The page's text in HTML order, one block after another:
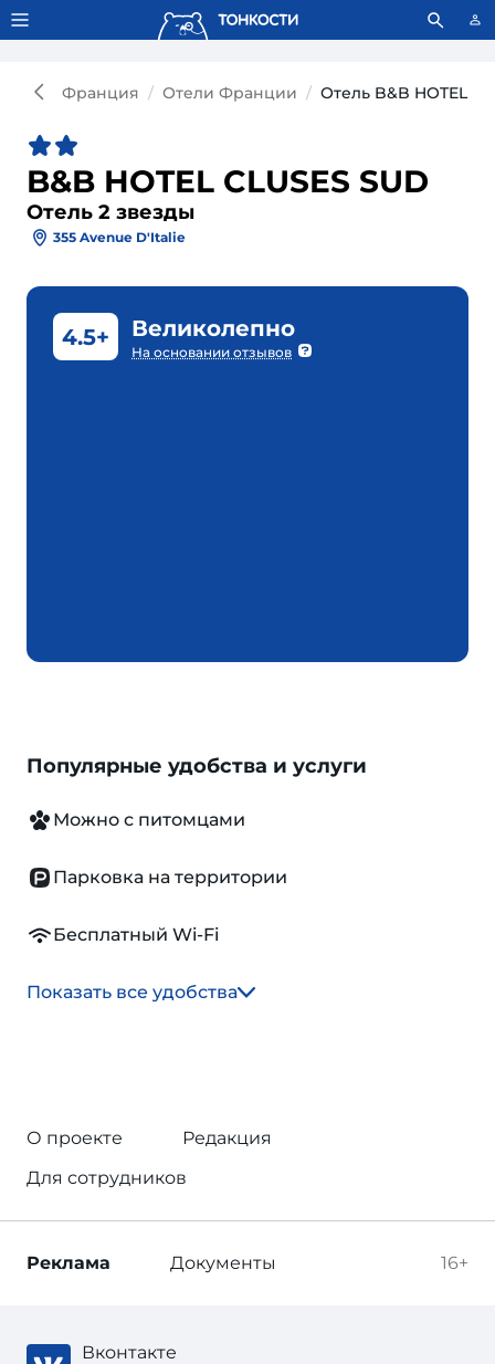
Тонкости используют сookie-файлы. Что это значит?
Франция Отели Франции Отель B&B HOTEL
B&B HOTEL CLUSES SUD
Отель 2 звезды
355 Avenue D'Italie
4.5+ Великолепно
На основании отзывов
Популярные удобства и услуги
Можно с питомцами
Парковка на территории
Бесплатный Wi-Fi
Показать все удобства
О проекте
Редакция
Для сотрудников
16+
Реклама Документы
Вконтакте